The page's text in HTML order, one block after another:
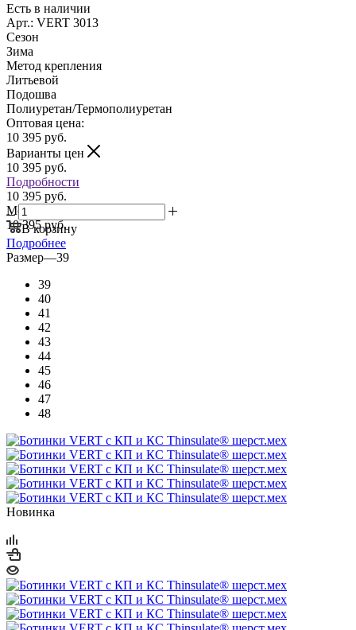
Есть в наличии
Арт.: VERT 3013
Сезон
Зима
Метод крепления
Литьевой
Подошва
Полиуретан/Термополиуретан
Оптовая цена:
10 395 руб.
Варианты цен
10 395 руб.
Подробности
10 395 руб.
Мелкий опт:
10 395 руб.
В корзину
Подробнее
Размер—39
39
40
41
42
43
44
45
46
47
48
Новинка